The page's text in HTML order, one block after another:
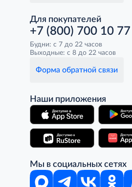
Для покупателей
+7 (800) 700 10 77
Будни: с 7 до 22 часов
Выходные: с 8 до 22 часов
Форма обратной связи
Наши приложения
Мы в социальных сетях